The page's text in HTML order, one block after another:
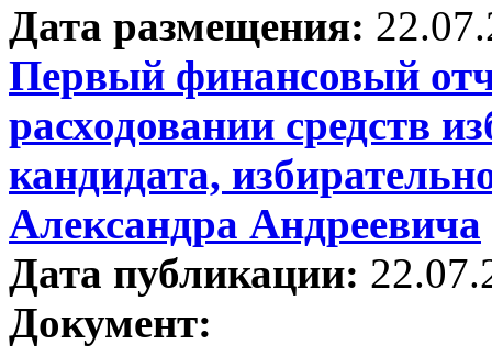
Дата размещения:
Первый финансовый
расходовании средств
кандидата,
Александра Андреевича
Дата публикации:
Документ: